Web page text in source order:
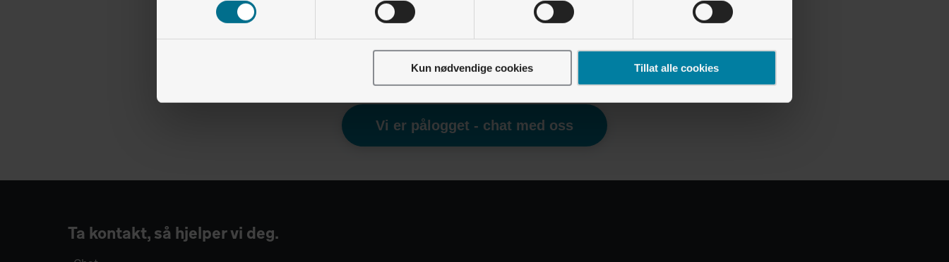
Kun nødvendige cookies Tillat alle cookies
Kundeforhold • Ny Lyse-kunde?
Hvordan bytter jeg strømleverandør?
Finner du ikke det du leter etter?
Vi er pålogget - chat med oss
Ta kontakt, så hjelper vi deg.